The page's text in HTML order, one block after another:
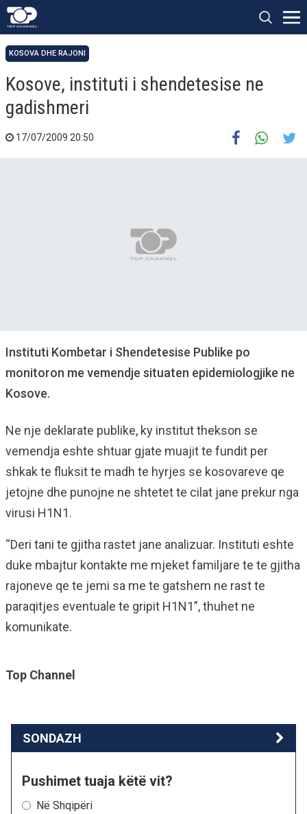
KOSOVA DHE RAJONI
Kosove, instituti i shendetesise ne
gadishmeri
17/07/2009 20:50
Instituti Kombetar i Shendetesise Publike po
monitoron me vemendje situaten epidemiologjike ne
Kosove.
Ne nje deklarate publike, ky institut thekson se
vemendja eshte shtuar gjate muajit te fundit per
shkak te fluksit te madh te hyrjes se kosovareve qe
jetojne dhe punojne ne shtetet te cilat jane prekur nga
virusi H1N1.
“Deri tani te gjitha rastet jane analizuar. Instituti eshte
duke mbajtur kontakte me mjeket familjare te te gjitha
rajoneve qe te jemi sa me te gatshem ne rast te
paraqitjes eventuale te gripit H1N1”, thuhet ne
komunikate.
Top Channel
SONDAZH
Pushimet tuaja këtë vit?
Në Shqipëri